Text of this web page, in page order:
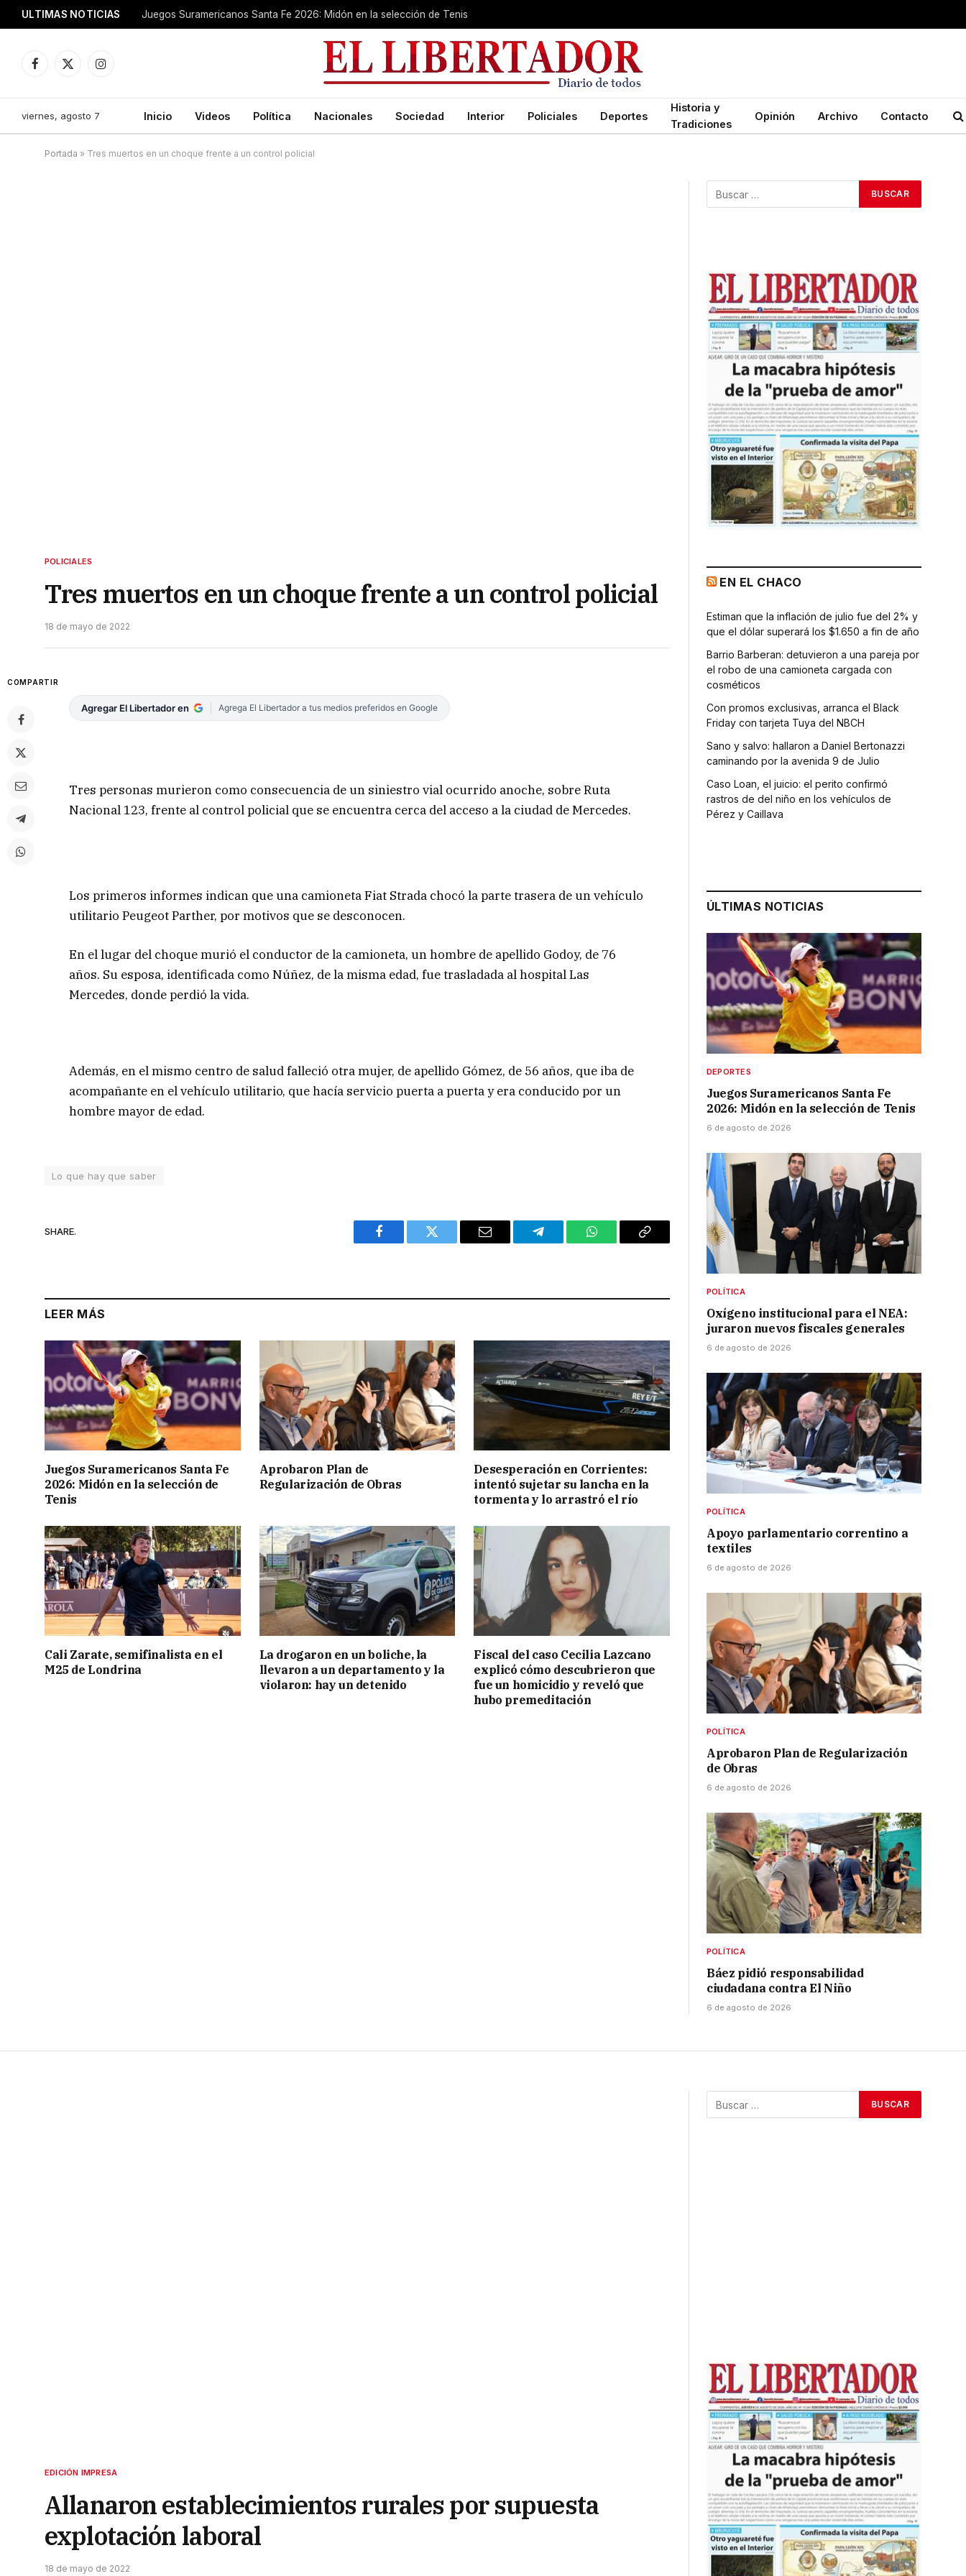
ULTIMAS NOTICIAS Juegos Suramericanos Santa Fe 2026: Midón en la selección de Tenis
Facebook
X
Instagram
viernes, agosto 7 Inicio Videos Política Nacionales Sociedad Interior Policiales Deportes
Historia y
Tradiciones
Opinión Archivo Contacto
Portada » Tres muertos en un choque frente a un control policial
POLICIALES
Tres muertos en un choque frente a un control policial
18 de mayo de 2022
COMPARTIR
Agregar El Libertador en Agrega El Libertador a tus medios preferidos en Google
Tres personas murieron como consecuencia de un siniestro vial ocurrido anoche, sobre Ruta
Nacional 123, frente al control policial que se encuentra cerca del acceso a la ciudad de Mercedes.
Los primeros informes indican que una camioneta Fiat Strada chocó la parte trasera de un vehículo
utilitario Peugeot Parther, por motivos que se desconocen.
En el lugar del choque murió el conductor de la camioneta, un hombre de apellido Godoy, de 76
años. Su esposa, identificada como Núñez, de la misma edad, fue trasladada al hospital Las
Mercedes, donde perdió la vida.
Además, en el mismo centro de salud falleció otra mujer, de apellido Gómez, de 56 años, que iba de
acompañante en el vehículo utilitario, que hacía servicio puerta a puerta y era conducido por un
hombre mayor de edad.
Lo que hay que saber
SHARE.
Facebook Twitter Email Telegram WhatsAppCopy
LEER MÁS
Juegos Suramericanos Santa Fe
2026: Midón en la selección de
Tenis
Aprobaron Plan de
Regularización de Obras
Desesperación en Corrientes:
intentó sujetar su lancha en la
tormenta y lo arrastró el río
Cali Zarate, semifinalista en el
M25 de Londrina
La drogaron en un boliche, la
llevaron a un departamento y la
violaron: hay un detenido
Fiscal del caso Cecilia Lazcano
explicó cómo descubrieron que
fue un homicidio y reveló que
hubo premeditación
EN EL CHACO
Estiman que la inflación de julio fue del 2% y
que el dólar superará los $1.650 a fin de año
Barrio Barberan: detuvieron a una pareja por
el robo de una camioneta cargada con
cosméticos
Con promos exclusivas, arranca el Black
Friday con tarjeta Tuya del NBCH
Sano y salvo: hallaron a Daniel Bertonazzi
caminando por la avenida 9 de Julio
Caso Loan, el juicio: el perito confirmó
rastros de del niño en los vehículos de
Pérez y Caillava
ÚLTIMAS NOTICIAS
DEPORTES
Juegos Suramericanos Santa Fe
2026: Midón en la selección de Tenis
6 de agosto de 2026
POLÍTICA
Oxígeno institucional para el NEA:
juraron nuevos fiscales generales
6 de agosto de 2026
POLÍTICA
Apoyo parlamentario correntino a
textiles
6 de agosto de 2026
POLÍTICA
Aprobaron Plan de Regularización
de Obras
6 de agosto de 2026
POLÍTICA
Báez pidió responsabilidad
ciudadana contra El Niño
6 de agosto de 2026
EDICIÓN IMPRESA
Allanaron establecimientos rurales por supuesta
explotación laboral
18 de mayo de 2022